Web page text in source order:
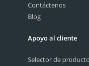
Contáctenos
Blog
Apoyo al cliente
Selector de producto